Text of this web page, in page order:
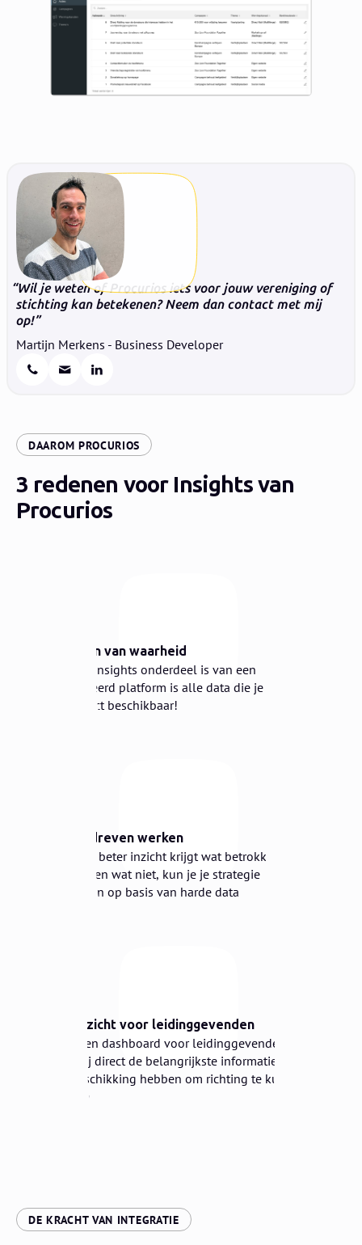
Wil je weten of Procurios iets voor jouw vereniging of
stichting kan betekenen? Neem dan contact met mij
op!
Martijn Merkens - Business Developer
DAAROM PROCURIOS
3 redenen voor Insights van
Procurios
Eén bron van waarheid
Doordat Insights onderdeel is van een
geïntegreerd platform is alle data die je nodig
hebt direct beschikbaar!
Datagedreven werken
Omdat je beter inzicht krijgt wat betrokkenheid
oplevert en wat niet, kun je je strategie
aanpassen op basis van harde data
Snel inzicht voor leidinggevenden
Maak een dashboard voor leidinggevenden,
zodat zij direct de belangrijkste informatie tot
hun beschikking hebben om richting te kunnen
bepalen
DE KRACHT VAN INTEGRATIE: